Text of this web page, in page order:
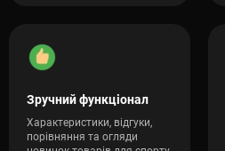
Зручний функціонал
Характеристики, відгуки,
порівняння та огляди